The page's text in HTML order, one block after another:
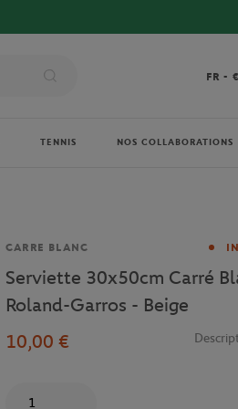
FR - €
TENNIS NOS COLLABORATIONS
Marque
CARRE BLANC
Serviette 30x50cm Carré
Roland-Garros - Beige
10,00 €